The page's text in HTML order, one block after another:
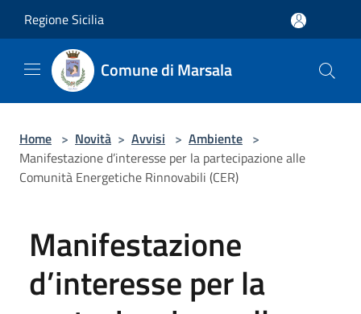
Regione Sicilia
Comune di Marsala
Home > Novità > Avvisi > Ambiente >
Manifestazione d’interesse per la partecipazione alle
Comunità Energetiche Rinnovabili (CER)
Manifestazione
d’interesse per la